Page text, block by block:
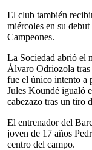
El club también
miércoles en su
Campeones.
La Sociedad abrió el
Álvaro Odriozola tras
fue el único intento a
Jules Koundé igualó
cabezazo tras un tiro
El entrenador del
joven de 17 años
centro del campo.